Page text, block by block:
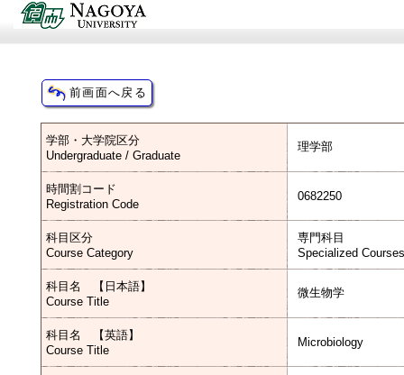
学部・大学院区分
Undergraduate / Graduate
理学部
時間割コード
Registration Code
0682250
科目区分
Course Category
専門科目
Specialized Courses
科目名 【日本語】
Course Title
微生物学
科目名 【英語】
Course Title
Microbiology